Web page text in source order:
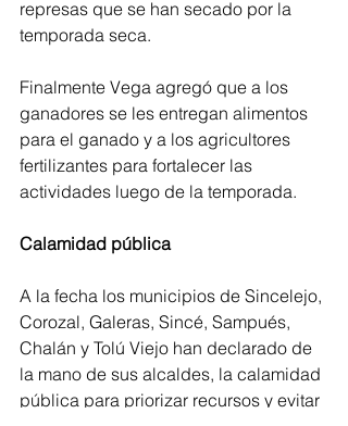
represas que se han secado por la
temporada seca.
Finalmente Vega agregó que a los
ganadores se les entregan alimentos
para el ganado y a los agricultores
fertilizantes para fortalecer las
actividades luego de la temporada.
Calamidad pública
A la fecha los municipios de Sincelejo,
Corozal, Galeras, Sincé, Sampués,
Chalán y Tolú Viejo han declarado de
la mano de sus alcaldes, la calamidad
pública para priorizar recursos y evitar